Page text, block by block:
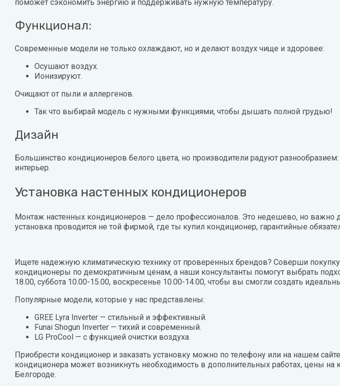
поможет сэкономить энергию и поддерживать нужную температуру.
Функционал:
Современные модели не только охлаждают, но и делают воздух чище и здоровее:
Осушают воздух.
Ионизируют.
Очищают от пыли и аллергенов.
Так что выбирай модель с нужными функциями, чтобы дышать полной грудью!
Дизайн
Большинство кондиционеров белого цвета, но производители радуют
интерьер.
Установка настенных кондиционеров
Монтаж настенных кондиционеров — дело профессионалов. Это недешево, но важно
установка проводится не той фирмой, где ты купил кондиционер, гарантийные
Ищете надежную климатическую технику от проверенных брендов? Соверши
кондиционеры по демократичным ценам, а наши консультанты помогут выбрать
18.00, суббота 10.00-15.00, воскресенье 10.00-14.00, чтобы вы смогли создать
Популярные модели, которые у нас представлены:
GREE Lyra Inverter — стильный и эффективный.
Funai Shogun Inverter — тихий и современный.
LG ProCool — с функцией очистки воздуха.
Приобрести кондиционер и заказать установку можно по телефону или на нашем
кондиционера может возникнуть необходимость в дополнительных работах, цены
Белгороде.